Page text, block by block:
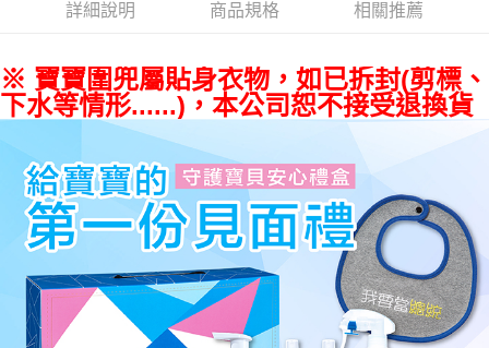
２．訂單成立數日內，您將收到繳費通知簡訊。
※ 請注意：結帳手續完成當下不需立刻繳費，但若您需要取消訂單，請聯絡
購買商品的店家。未經商家同意取消之訂單仍視為有效，需透過AFTEE先享
後付繳納相關費用。
※ 交易是否成功請以「AFTEE先享後付 」之結帳頁面顯示為準，若有關於
是否繳費成功／繳費後需取消欲退款等相關疑問，請聯繫「AFTEE先享後付
客戶支援中心」https://netprotections.freshdesk.com/support/home
【注意事項】
１．透過由恩沛科技股份有限公司提供之「AFTEE先享後付」服務完成之交
易，需依本服務之必要範圍內提供個人資料，並將交易相關給付款項請求債
權轉讓予恩沛科技股份有限公司。
２．關於個人資料處理事宜，請瀏覽以下網址：
https://aftee.tw/terms/#terms3
３．未成年的使用者請事先徵得法定代理人或監護人之同意方可使用
每筆NT$100，滿NT$2,000(含以上)免運費
711-貨到付款
每筆NT$100，滿NT$2,000(含以上)免運費
每筆NT$100，滿NT$2,000(含以上)免運費
宅配到家
每筆NT$100
水清淨宅配
每筆NT$100，滿NT$2,000(含以上)免運費
詳細說明 商品規格 相關推薦
※ 寶寶圍兜屬貼身衣物，如已拆封(剪標、
下水等情形......)，本公司恕不接受退換貨